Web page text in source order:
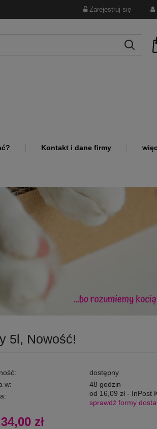
Zarejestruj się
Kontakt i dane firmy
5l, Nowość!
dostępny
w:
48 godzin
od 16,09 zł - InPost
sprawdź formy
34,00 zł